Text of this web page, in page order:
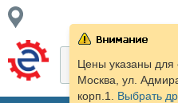
Цены указаны для
Москва, ул.
корп.1. Выбрать